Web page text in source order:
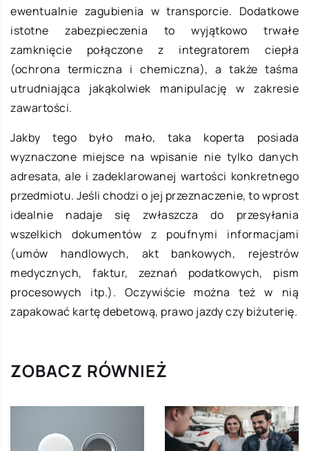
ewentualnie zagubienia w transporcie. Dodatkowe
istotne zabezpieczenia to wyjątkowo trwałe
zamknięcie połączone z integratorem ciepła
(ochrona termiczna i chemiczna), a także taśma
utrudniająca jakąkolwiek manipulację w zakresie
zawartości.
Jakby tego było mało, taka koperta posiada
wyznaczone miejsce na wpisanie nie tylko danych
adresata, ale i zadeklarowanej wartości konkretnego
przedmiotu. Jeśli chodzi o jej przeznaczenie, to wprost
idealnie nadaje się zwłaszcza do przesyłania
wszelkich dokumentów z poufnymi informacjami
(umów handlowych, akt bankowych, rejestrów
medycznych, faktur, zeznań podatkowych, pism
procesowych itp.). Oczywiście można też w nią
zapakować kartę debetową, prawo jazdy czy biżuterię.
ZOBACZ RÓWNIEŻ